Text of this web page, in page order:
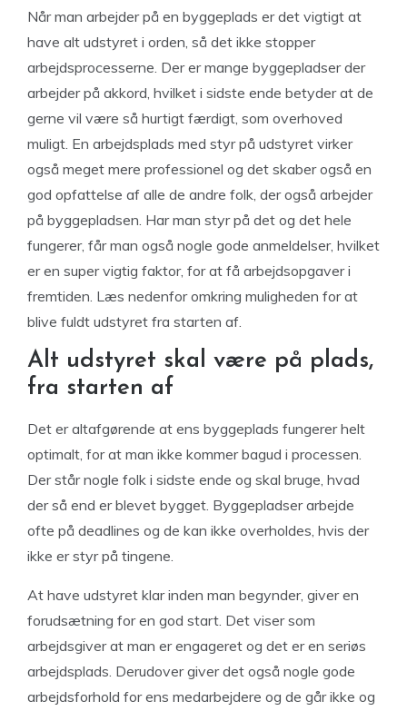
Når man arbejder på en byggeplads er det vigtigt at
have alt udstyret i orden, så det ikke stopper
arbejdsprocesserne. Der er mange byggepladser der
arbejder på akkord, hvilket i sidste ende betyder at de
gerne vil være så hurtigt færdigt, som overhoved
muligt. En arbejdsplads med styr på udstyret virker
også meget mere professionel og det skaber også en
god opfattelse af alle de andre folk, der også arbejder
på byggepladsen. Har man styr på det og det hele
fungerer, får man også nogle gode anmeldelser, hvilket
er en super vigtig faktor, for at få arbejdsopgaver i
fremtiden. Læs nedenfor omkring muligheden for at
blive fuldt udstyret fra starten af.
Alt udstyret skal være på plads,
fra starten af
Det er altafgørende at ens byggeplads fungerer helt
optimalt, for at man ikke kommer bagud i processen.
Der står nogle folk i sidste ende og skal bruge, hvad
der så end er blevet bygget. Byggepladser arbejde
ofte på deadlines og de kan ikke overholdes, hvis der
ikke er styr på tingene.
At have udstyret klar inden man begynder, giver en
forudsætning for en god start. Det viser som
arbejdsgiver at man er engageret og det er en seriøs
arbejdsplads. Derudover giver det også nogle gode
arbejdsforhold for ens medarbejdere og de går ikke og